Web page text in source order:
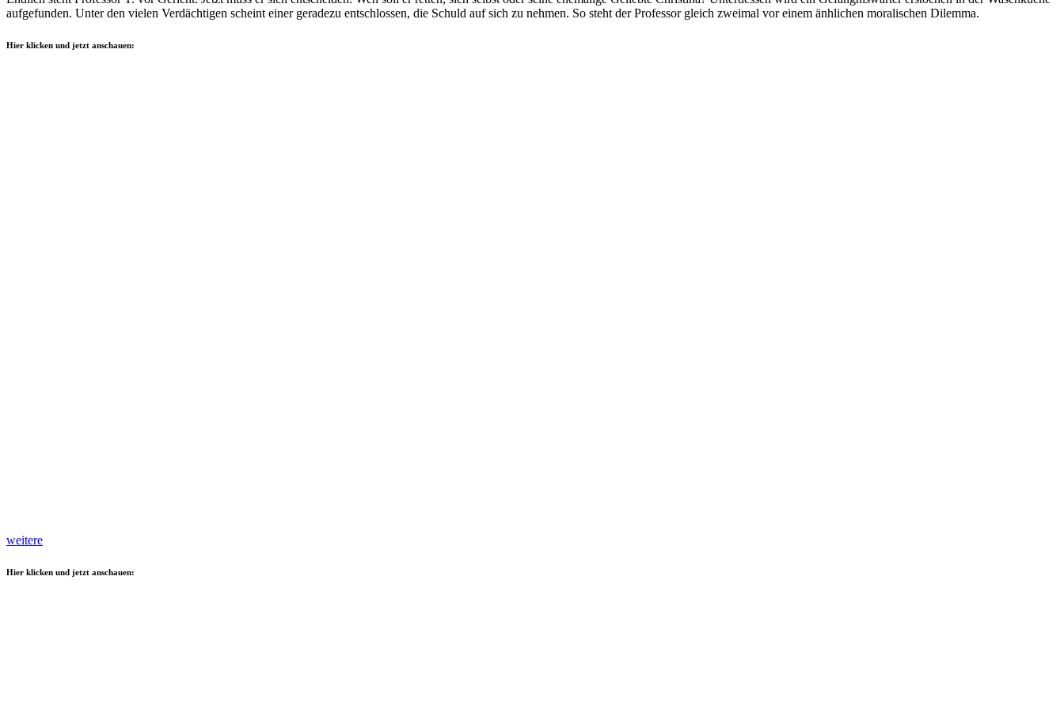
aufgefunden. Unter den vielen Verdächtigen scheint einer geradezu entschlossen, die Schuld auf sich zu nehmen. So steht der Professor gleich zweimal vor einem änhlichen moralischen Dilemma.
Hier klicken und jetzt anschauen:
weitere
Hier klicken und jetzt anschauen: